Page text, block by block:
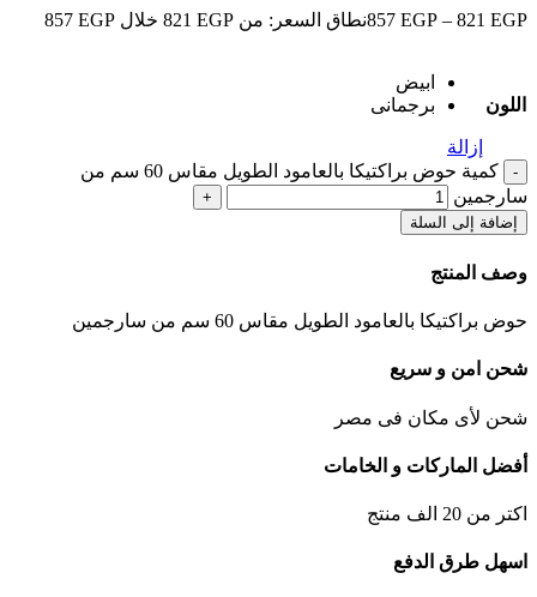
821 EGP
–
857 EGP نطاق السعر: من ⁦821 EGP⁩ خلال ⁦857 EGP⁩
اللون
ابيض
برجمانى
إزالة
كمية حوض براكتيكا بالعامود الطويل مقاس 60 سم من
سارجمين
إضافة إلى السلة
وصف المنتج
حوض براكتيكا بالعامود الطويل مقاس 60 سم من سارجمين
شحن امن و سريع
شحن لأى مكان فى مصر
أفضل الماركات و الخامات
اكتر من 20 الف منتج
اسهل طرق الدفع